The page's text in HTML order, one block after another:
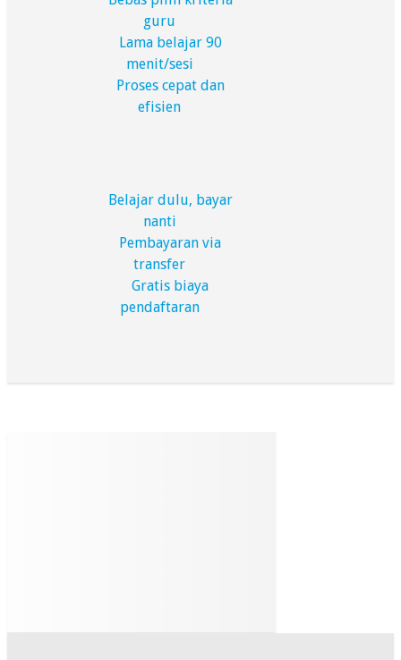
guru
Lama belajar 90
menit/sesi
Proses cepat dan
efisien
Belajar dulu, bayar
nanti
Pembayaran via
transfer
Gratis biaya
pendaftaran